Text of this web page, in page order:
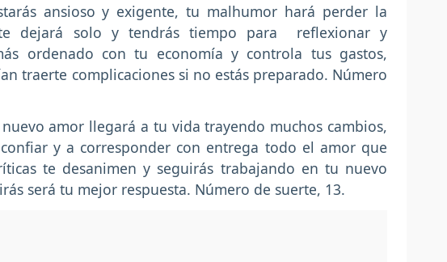
ansioso y exigente, tu malhumor hará perder la
dejará solo y tendrás tiempo para reflexionar y
ordenado con tu economía y controla tus gastos,
traerte complicaciones si no estás preparado. Número
amor llegará a tu vida trayendo muchos cambios,
y a corresponder con entrega todo el amor que
te desanimen y seguirás trabajando en tu nuevo
será tu mejor respuesta. Número de suerte, 13.